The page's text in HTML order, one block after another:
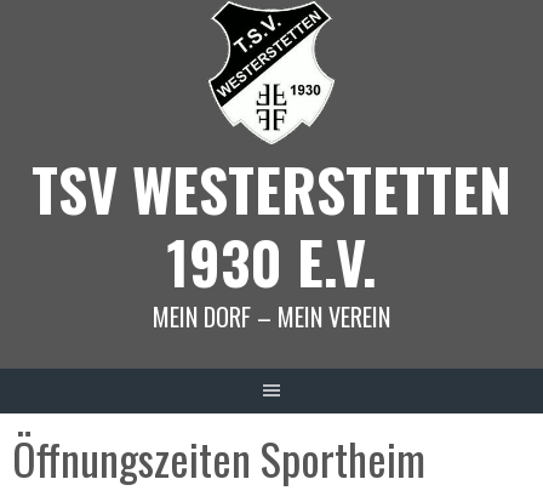
TSV WESTERSTETTEN
1930 E.V.
MEIN DORF – MEIN VEREIN
Öffnungszeiten Sportheim